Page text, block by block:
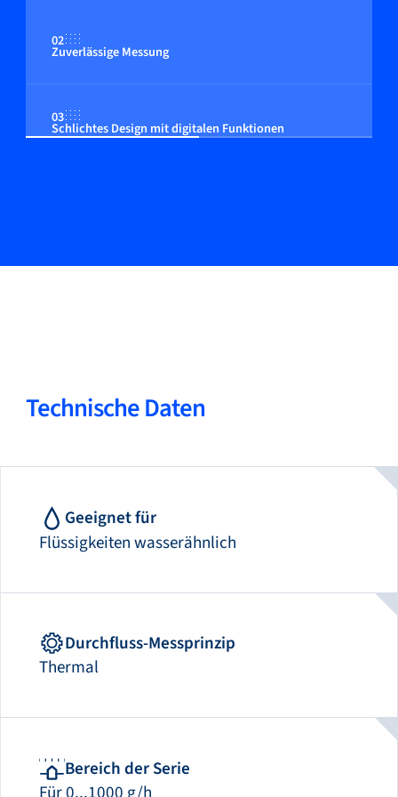
02
Zuverlässige Messung
03
Schlichtes Design mit digitalen Funktionen
Technische Daten
Geeignet für
Flüssigkeiten wasserähnlich
Durchfluss-Messprinzip
Thermal
Bereich der Serie